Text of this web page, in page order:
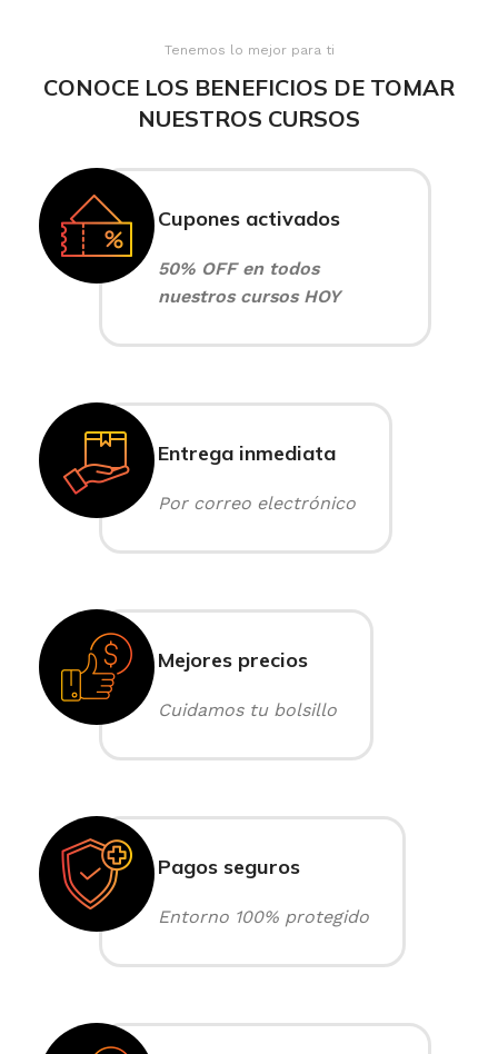
Tenemos lo mejor para ti
CONOCE LOS BENEFICIOS DE TOMAR
NUESTROS CURSOS
Cupones activados
50% OFF en todos
nuestros cursos HOY
Entrega inmediata
Por correo electrónico
Mejores precios
Cuidamos tu bolsillo
Pagos seguros
Entorno 100% protegido